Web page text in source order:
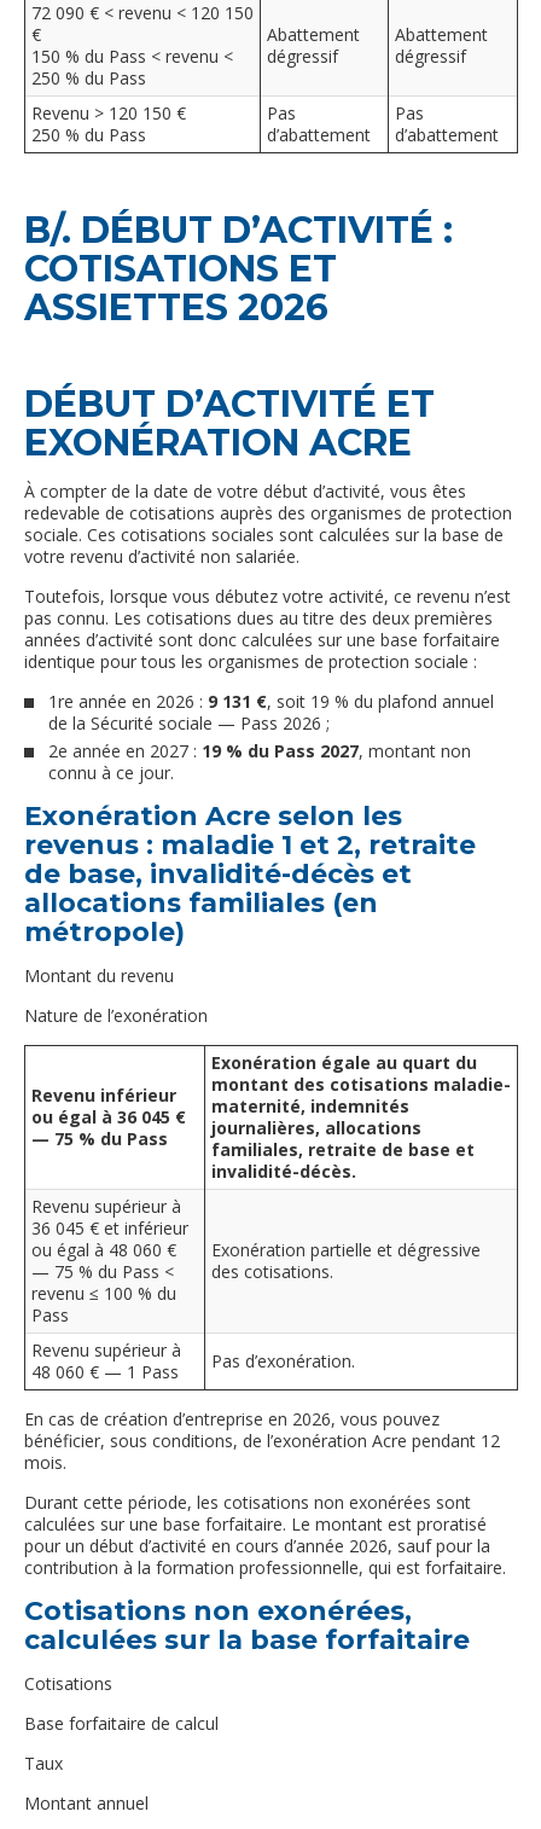
72 090 € < revenu < 120 150
€
150 % du Pass < revenu <
250 % du Pass
Abattement
dégressif
Abattement
dégressif
Revenu > 120 150 €
250 % du Pass
Pas
d’abattement
Pas
d’abattement
B/. DÉBUT D’ACTIVITÉ :
COTISATIONS ET
ASSIETTES 2026
DÉBUT D’ACTIVITÉ ET
EXONÉRATION ACRE
À compter de la date de votre début d’activité, vous êtes
redevable de cotisations auprès des organismes de protection
sociale. Ces cotisations sociales sont calculées sur la base de
votre revenu d’activité non salariée.
Toutefois, lorsque vous débutez votre activité, ce revenu n’est
pas connu. Les cotisations dues au titre des deux premières
années d’activité sont donc calculées sur une base forfaitaire
identique pour tous les organismes de protection sociale :
1re année en 2026 : 9 131 €, soit 19 % du plafond annuel
de la Sécurité sociale — Pass 2026 ;
2e année en 2027 : 19 % du Pass 2027, montant non
connu à ce jour.
Exonération Acre selon les
revenus : maladie 1 et 2, retraite
de base, invalidité-décès et
allocations familiales (en
métropole)
Montant du revenu
Nature de l’exonération
Revenu inférieur
ou égal à 36 045 €
— 75 % du Pass
Exonération égale au quart du
montant des cotisations maladie-
maternité, indemnités
journalières, allocations
familiales, retraite de base et
invalidité-décès.
Revenu supérieur à
36 045 € et inférieur
ou égal à 48 060 €
— 75 % du Pass <
revenu ≤ 100 % du
Pass
Exonération partielle et dégressive
des cotisations.
Revenu supérieur à
48 060 € — 1 Pass
Pas d’exonération.
En cas de création d’entreprise en 2026, vous pouvez
bénéficier, sous conditions, de l’exonération Acre pendant 12
mois.
Durant cette période, les cotisations non exonérées sont
calculées sur une base forfaitaire. Le montant est proratisé
pour un début d’activité en cours d’année 2026, sauf pour la
contribution à la formation professionnelle, qui est forfaitaire.
Cotisations non exonérées,
calculées sur la base forfaitaire
Cotisations
Base forfaitaire de calcul
Taux
Montant annuel